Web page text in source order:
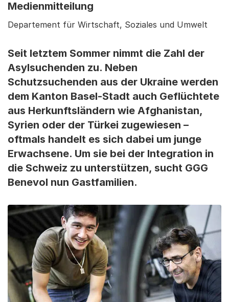
Medienmitteilung
Departement für Wirtschaft, Soziales und Umwelt
Seit letztem Sommer nimmt die Zahl der
Asylsuchenden zu. Neben
Schutzsuchenden aus der Ukraine werden
dem Kanton Basel-Stadt auch Geflüchtete
aus Herkunftsländern wie Afghanistan,
Syrien oder der Türkei zugewiesen –
oftmals handelt es sich dabei um junge
Erwachsene. Um sie bei der Integration in
die Schweiz zu unterstützen, sucht GGG
Benevol nun Gastfamilien.